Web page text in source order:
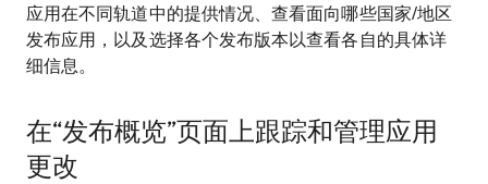
应用在不同轨道中的提供情况、查看面向哪些国家/地区
发布应用，以及选择各个发布版本以查看各自的具体详
细信息。
在“发布概览”页面上跟踪和管理应用
更改